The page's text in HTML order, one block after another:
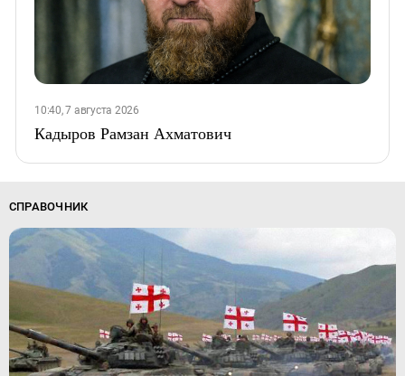
10:40, 7 августа 2026
Кадыров Рамзан Ахматович
СПРАВОЧНИК